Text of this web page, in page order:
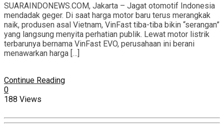
SUARAINDONEWS.COM, Jakarta – Jagat otomotif Indonesia
mendadak geger. Di saat harga motor baru terus merangkak
naik, produsen asal Vietnam, VinFast tiba-tiba bikin “serangan”
yang langsung menyita perhatian publik. Lewat motor listrik
terbarunya bernama VinFast EVO, perusahaan ini berani
menawarkan harga […]
Continue Reading
0
188 Views